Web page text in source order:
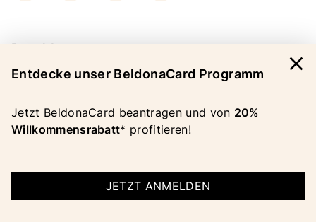
Bezahlarten
AGB|DATENSCHUTZ
Entdecke unser BeldonaCard Programm
Jetzt BeldonaCard beantragen und von 20%
Willkommensrabatt* profitieren!
JETZT ANMELDEN
close